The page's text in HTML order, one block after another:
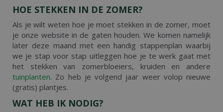
HOE STEKKEN IN DE ZOMER?
Als je wilt weten hoe je moet stekken in de zomer, moet
je onze website in de gaten houden. We komen namelijk
later deze maand met een handig stappenplan waarbij
we je stap voor stap uitleggen hoe je te werk gaat met
het stekken van zomerbloeiers, kruiden en andere
tuinplanten. Zo heb je volgend jaar weer volop nieuwe
(gratis) plantjes.
WAT HEB IK NODIG?